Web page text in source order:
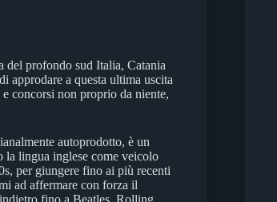
del profondo sud Italia, Catania
approdare a questa ultima uscita
concorsi non proprio da niente,
autoprodotto, è un
lingua inglese come veicolo
per giungere fino ai più recenti
ad affermare con forza il
fino a Beatles, Rolling